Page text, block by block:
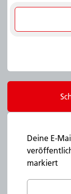
Deine E-
markiert